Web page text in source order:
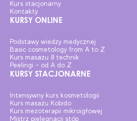
Kurs stacjonarny
Kontakty
KURSY ONLINE
Podstawy wiedzy medycznej
Basic cosmetology from A to Z
Kurs masazu 8 technik
Peelingi – od A do Z
KURSY STACJONARNE
Intensywny kurs kosmetologii
Kurs masażu Kobido
Kurs mezoterapii mikroigłowej
Mistrz pielęgnacji stóp